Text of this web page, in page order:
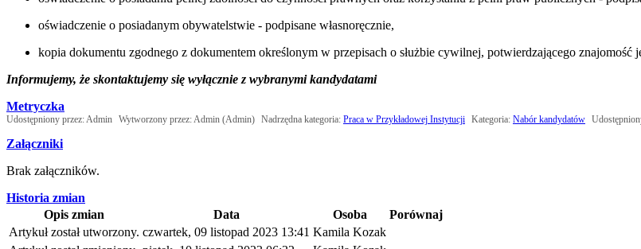
oświadczenie o posiadanym obywatelstwie - podpisane własnoręcznie,
kopia dokumentu zgodnego z dokumentem określonym w przepisach o służbie cywilnej, potwierdzającego
Informujemy, że skontaktujemy się wyłącznie z wybranymi kandydatami
Metryczka
Udostępniony przez:Admin Wytworzony przez:Admin (Admin) Nadrzędna kategoria: Praca w Przykładowej Instytucji Kategoria: Nabór kandydatów
Załączniki
Brak załączników.
Historia zmian
Opis zmian
Data Osoba
Porównaj
Artykuł został utworzony. czwartek, 09 listopad 2023 13:41 Kamila Kozak